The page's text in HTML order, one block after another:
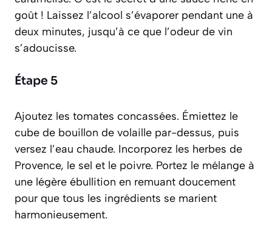
goût ! Laissez l’alcool s’évaporer pendant une à
deux minutes, jusqu’à ce que l’odeur de vin
s’adoucisse.
Étape 5
Ajoutez les tomates concassées. Émiettez le
cube de bouillon de volaille par-dessus, puis
versez l’eau chaude. Incorporez les herbes de
Provence, le sel et le poivre. Portez le mélange à
une légère ébullition en remuant doucement
pour que tous les ingrédients se marient
harmonieusement.